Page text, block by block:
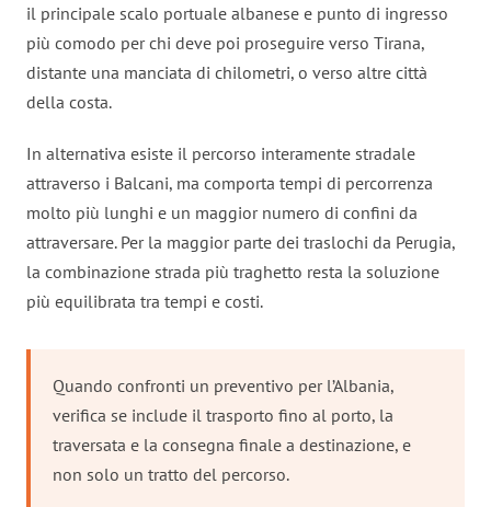
il principale scalo portuale albanese e punto di ingresso
più comodo per chi deve poi proseguire verso Tirana,
distante una manciata di chilometri, o verso altre città
della costa.
In alternativa esiste il percorso interamente stradale
attraverso i Balcani, ma comporta tempi di percorrenza
molto più lunghi e un maggior numero di confini da
attraversare. Per la maggior parte dei traslochi da Perugia,
la combinazione strada più traghetto resta la soluzione
più equilibrata tra tempi e costi.
Quando confronti un preventivo per l’Albania,
verifica se include il trasporto fino al porto, la
traversata e la consegna finale a destinazione, e
non solo un tratto del percorso.